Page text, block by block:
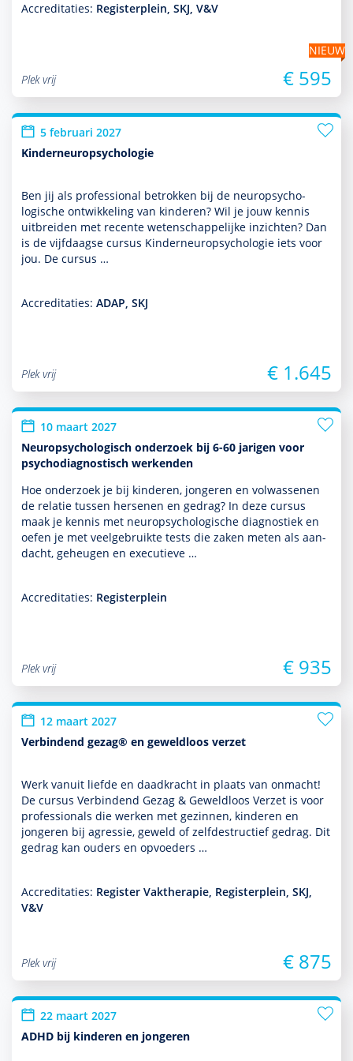
Accreditaties: Registerplein, SKJ, V&V
NIEUW
Plek vrij
€ 595
5 februari 2027
Kinderneuropsychologie
Ben jij als professional betrokken bij de neuro­psycho­
logische ont­wikke­ling van kin­de­ren? Wil je jouw kennis
uitbreiden met recente weten­schappe­lijke inzichten? Dan
is de vijfdaagse cursus Kinderneuro­psycho­logie iets voor
jou. De cursus …
Accreditaties: ADAP, SKJ
Plek vrij € 1.645
10 maart 2027
Neuropsychologisch onderzoek bij 6-60 jarigen voor
psychodiagnostisch werkenden
Hoe onder­zoek je bij kin­de­ren, jongeren en vol­was­senen
de relatie tussen hersenen en gedrag? In deze cursus
maak je kennis met neuro­psycho­logische diag­nos­tiek en
oefen je met veelgebruikte tests die zaken meten als aan­
dacht, geheugen en executieve …
Accreditaties: Registerplein
Plek vrij € 935
12 maart 2027
Verbindend gezag® en geweldloos verzet
Werk vanuit liefde en daadkracht in plaats van onmacht!
De cursus Verbindend Gezag & Geweldloos Verzet is voor
professionals die werken met gezin­nen, kin­de­ren en
jongeren bij agressie, geweld of zelfdestructief gedrag. Dit
gedrag kan ouders en opvoeders …
Accreditaties: Register Vaktherapie, Registerplein, SKJ,
V&V
Plek vrij € 875
22 maart 2027
ADHD bij kinderen en jongeren